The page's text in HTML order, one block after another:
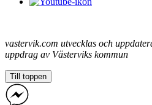
vastervik.com utvecklas och
uppdrag av Västerviks kommun
Till toppen